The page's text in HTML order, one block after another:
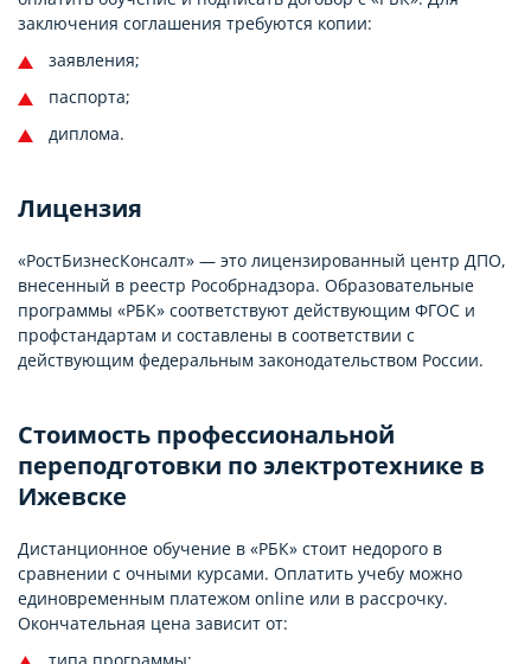
заключения соглашения требуются копии:
заявления;
паспорта;
диплома.
Лицензия
«РостБизнесКонсалт» — это лицензированный центр ДПО,
внесенный в реестр Рособрнадзора. Образовательные
программы «РБК» соответствуют действующим ФГОС и
профстандартам и составлены в соответствии с
действующим федеральным законодательством России.
Стоимость профессиональной
переподготовки по электротехнике в
Ижевске
Дистанционное обучение в «РБК» стоит недорого в
сравнении с очными курсами. Оплатить учебу можно
единовременным платежом online или в рассрочку.
Окончательная цена зависит от: